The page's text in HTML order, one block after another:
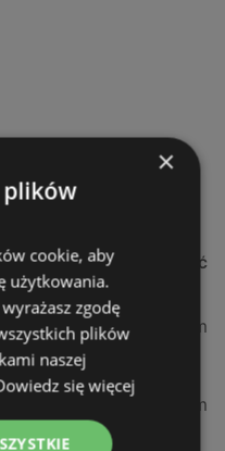
ODLEGŁOŚĆ
1,81 km
52,51 km
×
plików
cookie, aby
użytkowania.
zgodę
plików
naszej
się więcej